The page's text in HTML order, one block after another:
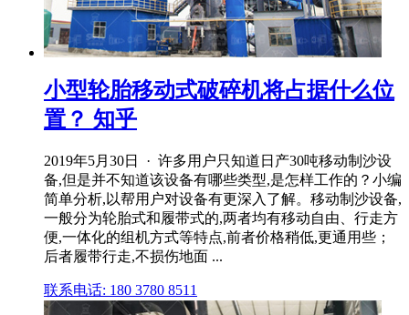
小型轮胎移动式破碎机将占据什么位
置？ 知乎
2019年5月30日 · 许多用户只知道日产30吨移动制沙设
备,但是并不知道该设备有哪些类型,是怎样工作的？小编
简单分析,以帮用户对设备有更深入了解。移动制沙设备,
一般分为轮胎式和履带式的,两者均有移动自由、行走方
便,一体化的组机方式等特点,前者价格稍低,更通用些；
后者履带行走,不损伤地面 ...
联系电话: 180 3780 8511